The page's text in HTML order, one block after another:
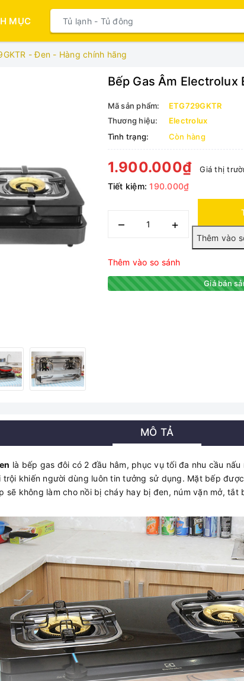
MỤC
- Đen - Hàng chính hãng
Bếp Gas Âm Electrolux
Mã sản phẩm:
ETG729GKTR
Thương hiệu:
Electrolux
Tình trạng:
Còn hàng
1.900.000₫ Giá thị
Tiết kiệm:190.000₫
– +
Thêm vào so sánh
Giá bán
MÔ TẢ
là bếp gas đôi có 2 đầu hâm, phục vụ tối đa nhu cầu
trội khiến người dùng luôn tin tưởng sử dụng. Mặt bếp
sẽ không làm cho nồi bị cháy hay bị đen, núm vặn mở,